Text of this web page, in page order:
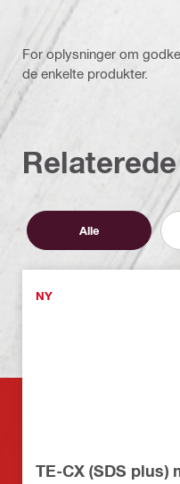
For oplysninger om
de enkelte produkter.
Alle
NY
TE-CX (SDS